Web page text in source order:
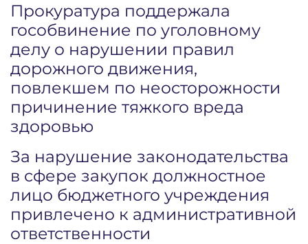
Прокуратура поддержала
гособвинение по уголовному
делу о нарушении правил
дорожного движения,
повлекшем по неосторожности
причинение тяжкого вреда
здоровью
За нарушение законодательства
в сфере закупок должностное
лицо бюджетного учреждения
привлечено к административной
ответственности